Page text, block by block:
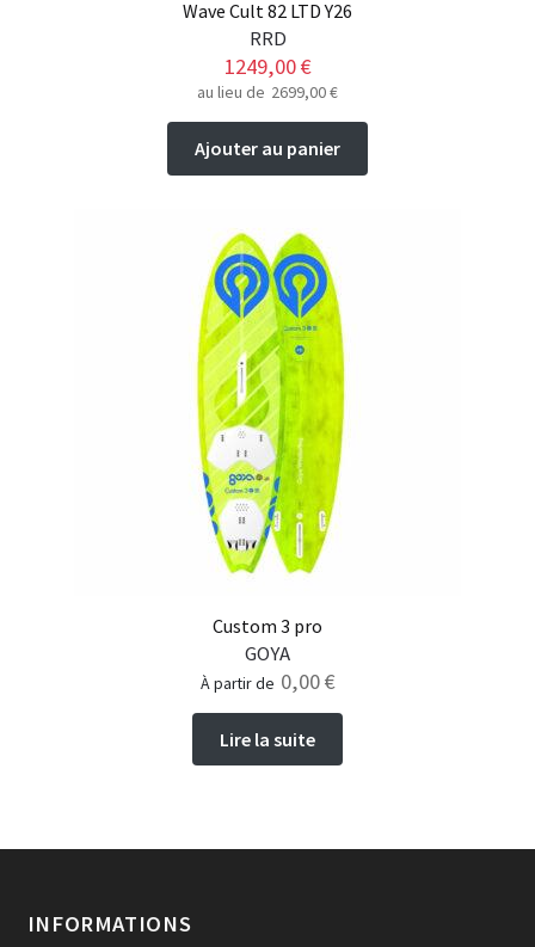
Wave Cult 82 LTD Y26
RRD
1249,00€
au lieu de 2699,00€
Ajouter au panier
Custom 3 pro
GOYA
à partir de 0,00€
Lire la suite
INFORMATIONS